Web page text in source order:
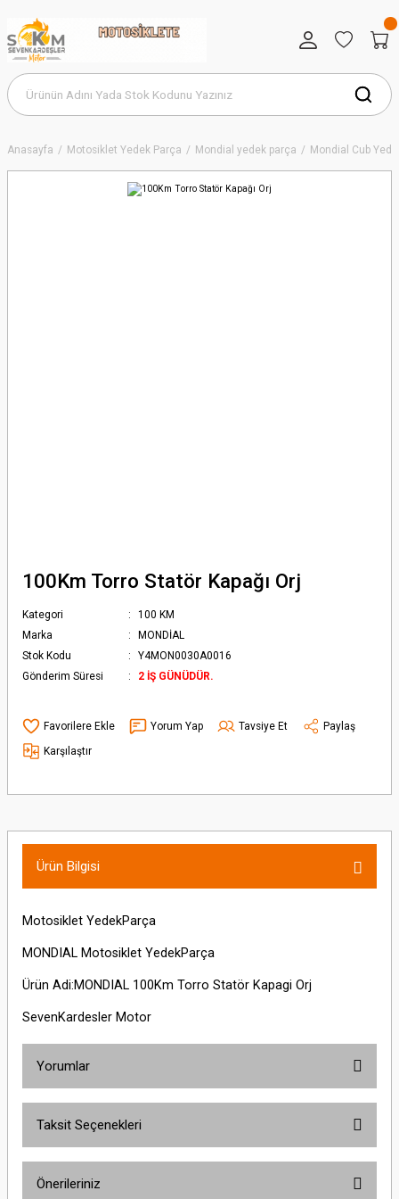
Anasayfa Motosiklet Yedek Parça Mondial yedek parça Mondial Cub
100Km Torro Statör Kapağı Orj
Kategori
100 KM
Marka
MONDİAL
Stok Kodu
Y4MON0030A0016
Gönderim Süresi
2 İŞ GÜNÜDÜR.
Yorum Yap Tavsiye Et
Paylaş
Karşılaştır
Ürün Bilgisi
Motosiklet YedekParça
MONDIAL Motosiklet YedekParça
Ürün Adi:MONDIAL 100Km Torro Statör Kapagi Orj
SevenKardesler Motor
Yorumlar
Taksit Seçenekleri
Önerileriniz